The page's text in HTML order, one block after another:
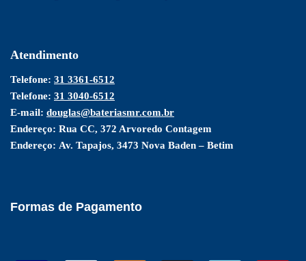
Atendimento
Telefone: 31 3361-6512
Telefone: 31 3040-6512
E-mail: douglas@bateriasmr.com.br
Endereço: Rua CC, 372 Arvoredo Contagem
Endereço: Av. Tapajos, 3473 Nova Baden – Betim
Formas de Pagamento